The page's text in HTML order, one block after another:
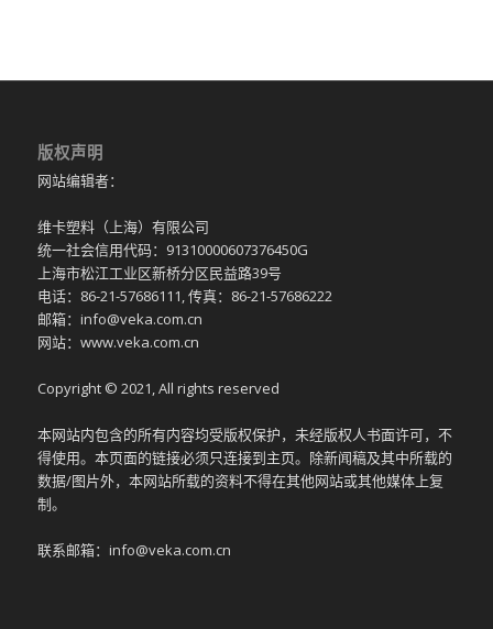
版权声明
网站编辑者：
维卡塑料（上海）有限公司
统一社会信用代码：91310000607376450G
上海市松江工业区新桥分区民益路39号
电话：86-21-57686111, 传真：86-21-57686222
邮箱：info@veka.com.cn
网站：www.veka.com.cn
Copyright © 2021, All rights reserved
本网站内包含的所有内容均受版权保护，未经版权人书面许可，不
得使用。本页面的链接必须只连接到主页。除新闻稿及其中所载的
数据/图片外，本网站所载的资料不得在其他网站或其他媒体上复
制。
联系邮箱：info@veka.com.cn